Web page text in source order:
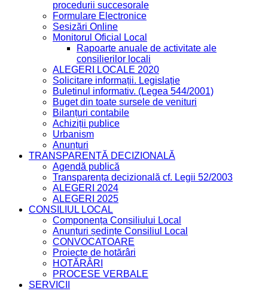
procedurii succesorale
Formulare Electronice
Sesizări Online
Monitorul Oficial Local
Rapoarte anuale de activitate ale
consilierilor locali
ALEGERI LOCALE 2020
Solicitare informații. Legislație
Buletinul informativ. (Legea 544/2001)
Buget din toate sursele de venituri
Bilanțuri contabile
Achiziții publice
Urbanism
Anunțuri
TRANSPARENȚĂ DECIZIONALĂ
Agendă publică
Transparența decizională cf. Legii 52/2003
ALEGERI 2024
ALEGERI 2025
CONSILIUL LOCAL
Componența Consiliului Local
Anunțuri ședințe Consiliul Local
CONVOCATOARE
Proiecte de hotărâri
HOTĂRÂRI
PROCESE VERBALE
SERVICII